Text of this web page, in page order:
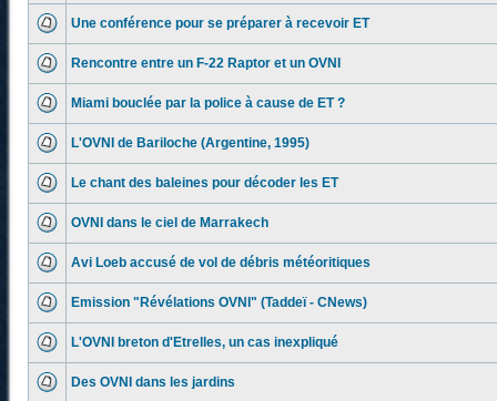
Une conférence pour se préparer à recevoir ET
Rencontre entre un F-22 Raptor et un OVNI
Miami bouclée par la police à cause de ET ?
L'OVNI de Bariloche (Argentine, 1995)
Le chant des baleines pour décoder les ET
OVNI dans le ciel de Marrakech
Avi Loeb accusé de vol de débris météoritiques
Emission "Révélations OVNI" (Taddeï - CNews)
L'OVNI breton d'Etrelles, un cas inexpliqué
Des OVNI dans les jardins